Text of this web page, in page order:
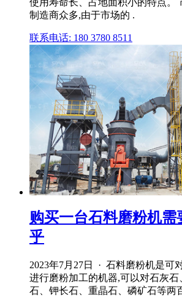
使用寿命长、占地面积小的特点。
制造商众多,由于市场的 .
联系电话: 180 3780 8511
购买一台石料磨粉机需
乎
2023年7月27日 · 石料磨粉机是可
进行磨粉加工的机器,可以对石灰
石、钾长石、重晶石、磷矿石等两